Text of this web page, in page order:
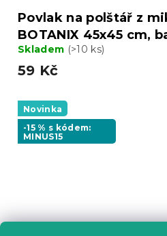
Povlak na polštář z
BOTANIX 45x45 cm,
Skladem (>10 ks)
59 Kč
Novinka
-15 % s kódem:
MINUS15